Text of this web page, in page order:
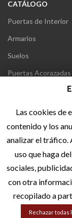
CATÁLOGO
Puertas de Interior
Armarios
Suelos
Puertas Acorazadas
MENÚ
Inicio
Quiénes Somos
Contacto
Las cookies de
contenido y los
analizar el tráfico.
uso que haga
sociales,
con otra
recopilado a
Rechazar todas